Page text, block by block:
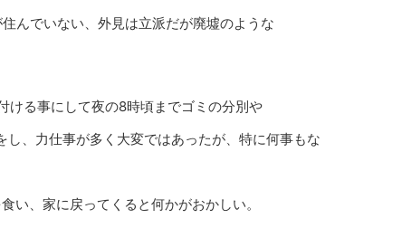
んでいない、外見は立派だが廃墟のような
ける事にして夜の8時頃までゴミの分別や
し、力仕事が多く大変ではあったが、特に何事もな
い、家に戻ってくると何かがおかしい。